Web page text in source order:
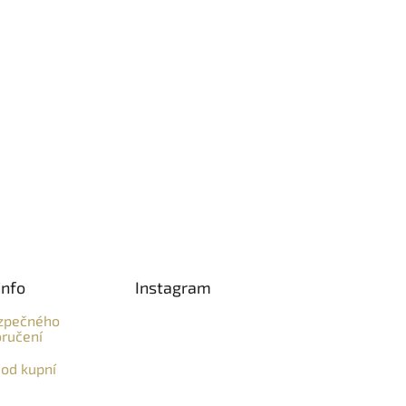
kupní
Instagram